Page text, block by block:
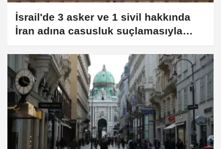
İsrail'de 3 asker ve 1 sivil hakkında
İran adına casusluk suçlamasıyla
dava açıldı